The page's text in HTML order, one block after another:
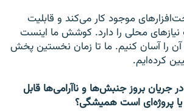
موجود کار می‌کند و قابلیت
محلی را دارد. کوشش ما اینست
را آسان کنیم. ما تا زمان نخستین پخش
کرده‌ایم.
در جریان بروز جنبش‌ها و ناآرامی‌ها قابل
پروژه‌ای است همیشگی؟